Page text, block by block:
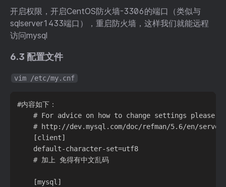
开启权限，开启CentOS防火墙-3306的端口（类似与
sqlserver1433端口），重启防火墙，这样我们就能远程
访问mysql
6.3 配置文件
vim /etc/my.cnf
#内容如下：
# For advice on how to change settings please
# http://dev.mysql.com/doc/refman/5.6/en/
    [client]
    default-character-set=utf8
    # 加上 免得有中文乱码
    [mysql]